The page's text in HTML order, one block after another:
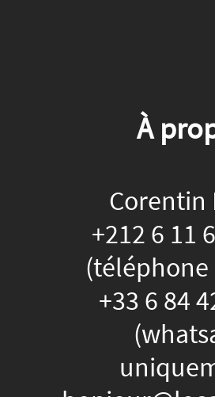
À
Corentin
+212 6 11
+33 6 84